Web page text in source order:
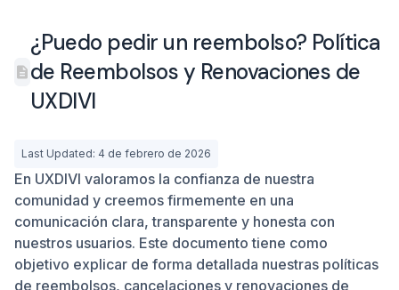
¿Puedo pedir un reembolso? Política
de Reembolsos y Renovaciones de
UXDIVI
Last Updated: 4 de febrero de 2026
En UXDIVI valoramos la confianza de nuestra
comunidad y creemos firmemente en una
comunicación clara, transparente y honesta con
nuestros usuarios. Este documento tiene como
objetivo explicar de forma detallada nuestras políticas
de reembolsos, cancelaciones y renovaciones de